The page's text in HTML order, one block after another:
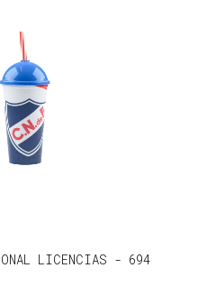
LICENCIAS - 694